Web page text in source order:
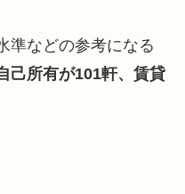
準などの参考になる
己所有が101軒、賃貸